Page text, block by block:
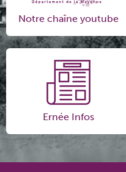
Notre chaîne youtube
Ernée Infos